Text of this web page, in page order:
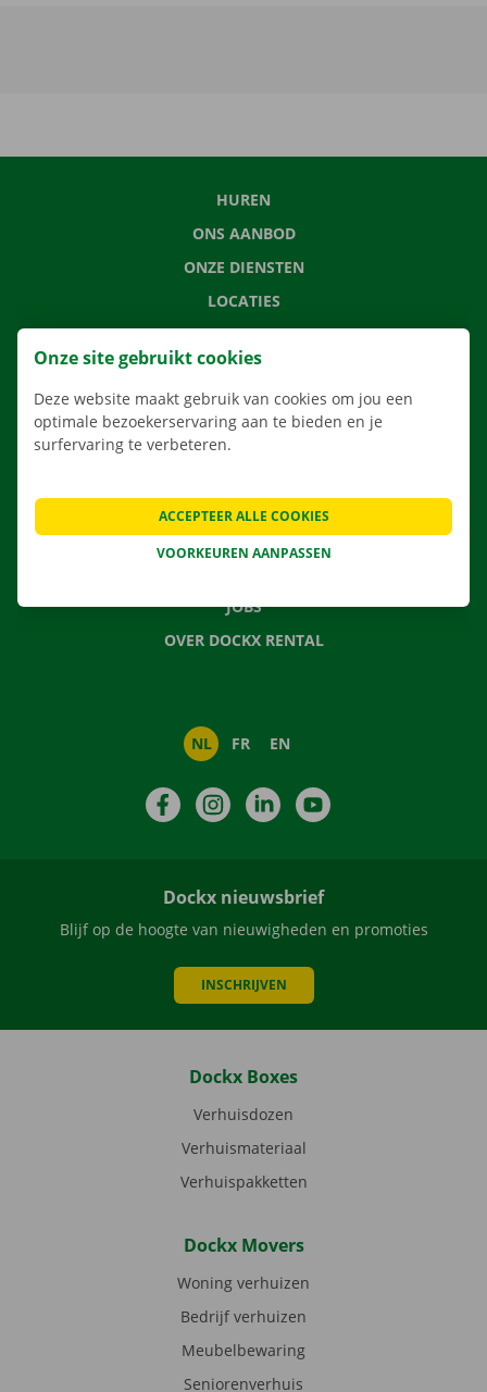
HUREN
ONS AANBOD
ONZE DIENSTEN
LOCATIES
APP
VERHUISOPLOSSINGEN
VEELGESTELDE VRAGEN
NIEUWS
JOBS
OVER DOCKX RENTAL
NL FR EN
FacebookInstagramLinkedIn
Dockx nieuwsbrief
Blijf op de hoogte van nieuwigheden en promoties
INSCHRIJVEN
Dockx Boxes
Verhuisdozen
Verhuismateriaal
Verhuispakketten
Dockx Movers
Woning verhuizen
Bedrijf verhuizen
Meubelbewaring
Seniorenverhuis
Onze site gebruikt cookies
Deze website maakt gebruik van cookies om jou een
optimale bezoekerservaring aan te bieden en je
surfervaring te verbeteren.
VOORKEUREN AANPASSEN
ACCEPTEER ALLE COOKIES